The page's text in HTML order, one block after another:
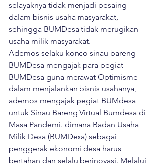
selayaknya tidak menjadi pesaing
dalam bisnis usaha masyarakat,
sehingga BUMDesa tidak merugikan
usaha milik masyarakat.
Ademos selaku konco sinau bareng
BUMDesa mengajak para pegiat
BUMDesa guna merawat Optimisme
dalam menjalankan bisnis usahanya,
ademos mengajak pegiat BUMdesa
untuk Sinau Bareng Virtual Bumdesa di
Masa Pandemi. dimana Badan Usaha
Milik Desa (BUMDesa) sebagai
penggerak ekonomi desa harus
bertahan dan selalu berinovasi. Melalui